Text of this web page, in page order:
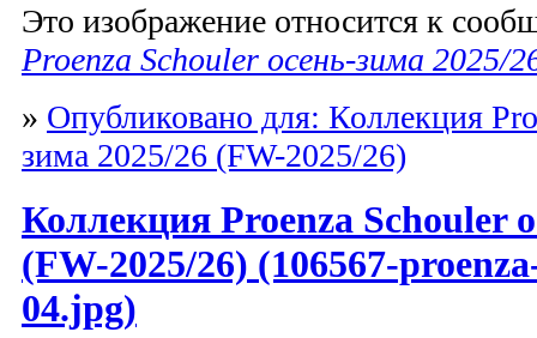
Это изображение относится к
Proenza Schouler осень-зима 2025/
» Опубликовано для: Коллекция
зима 2025/26 (FW-2025/26)
Коллекция Proenza Schouler
(FW-2025/26) (106567-
04.jpg)